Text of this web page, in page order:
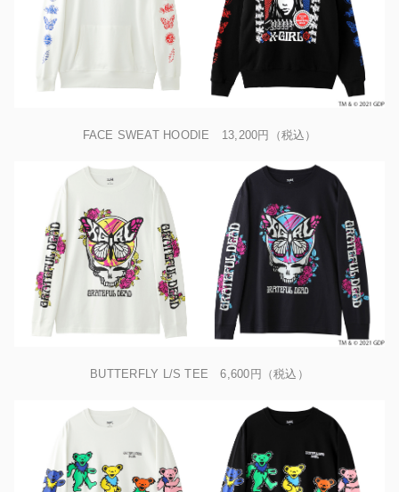
FACE SWEAT HOODIE 13,200円（税込）
BUTTERFLY L/S TEE 6,600円（税込）